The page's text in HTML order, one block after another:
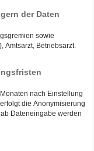
der Daten
sowie
Amtsarzt, Betriebsarzt.
nach Einstellung
die Anonymisierung
Dateneingabe werden